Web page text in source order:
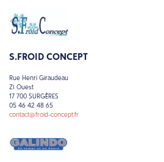
S.FROID CONCEPT
Rue Henri Giraudeau
ZI Ouest
17 700 SURGÈRES
05 46 42 48 65
contact@froid-concept.fr